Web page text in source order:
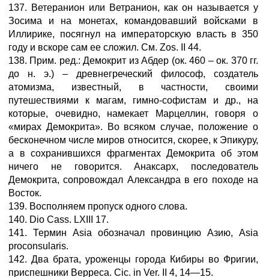
137. Ветеранион или Ветранион, как он называется у
Зосима и на монетах, командовавший войсками в
Иллирике, посягнул на императорскую власть в 350
году и вскоре сам ее сложил. См. Zos. II 44.
138. Прим. ред.: Демокрит из Абдер (ок. 460 – ок. 370 гг.
до н. э.) – древнегреческий философ, создатель
атомизма, известный, в частности, своими
путешествиями к магам, гимно-софистам и др., на
которые, очевидно, намекает Марцеллин, говоря о
«мирах Демокрита». Во всяком случае, положение о
бесконечном числе миров относится, скорее, к Эпикуру,
а в сохранившихся фрагментах Демокрита об этом
ничего не говорится. Анаксарх, последователь
Демокрита, сопровождал Александра в его походе на
Восток.
139. Восполняем пропуск одного слова.
140. Dio Cass. LXIII 17.
141. Термин Asia обозначал провинцию Азию, Asia
proconsularis.
142. Два брата, уроженцы города Кибиры во Фригии,
приспешники Верреса. Cic. in Ver. II 4, 14—15.